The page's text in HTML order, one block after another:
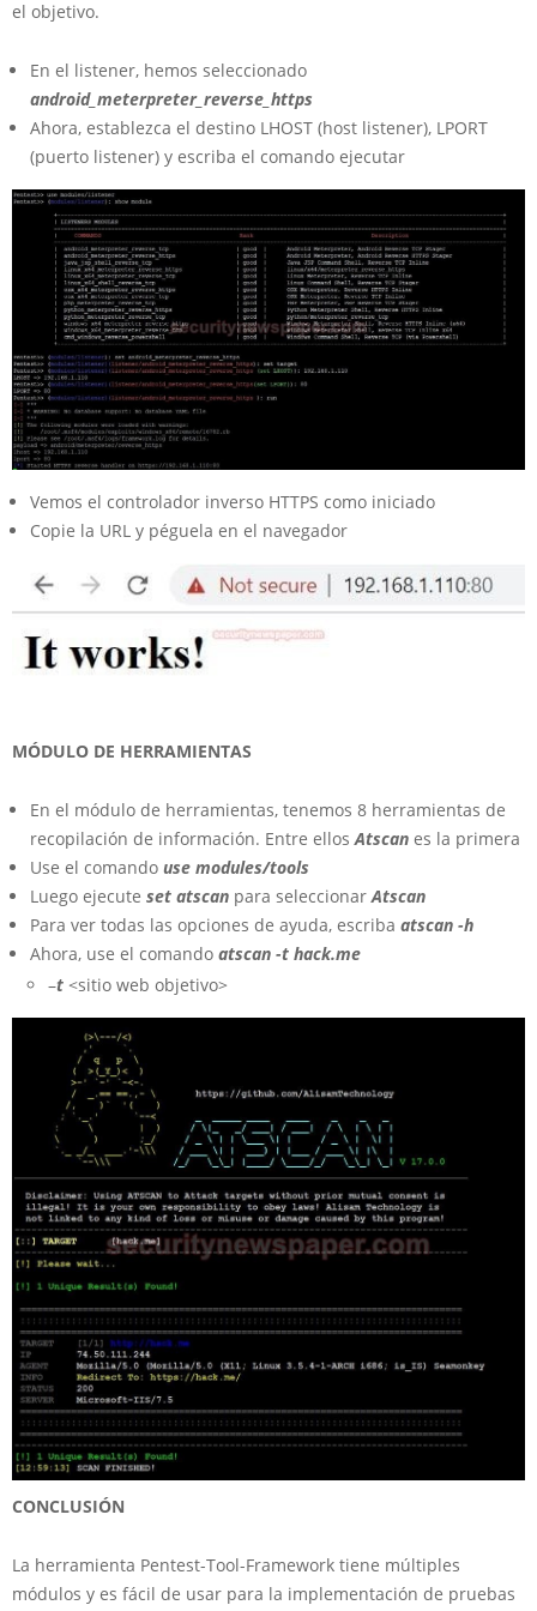
el objetivo.
En el listener, hemos seleccionado
android_meterpreter_reverse_https
Ahora, establezca el destino LHOST (host listener), LPORT
(puerto listener) y escriba el comando ejecutar
Vemos el controlador inverso HTTPS como iniciado
Copie la URL y péguela en el navegador
MÓDULO DE HERRAMIENTAS
En el módulo de herramientas, tenemos 8 herramientas de
recopilación de información. Entre ellos Atscan es la primera
Use el comando use modules/tools
Luego ejecute set atscan para seleccionar Atscan
Para ver todas las opciones de ayuda, escriba atscan -h
Ahora, use el comando atscan -t hack.me
–t <sitio web objetivo>
CONCLUSIÓN
La herramienta Pentest-Tool-Framework tiene múltiples
módulos y es fácil de usar para la implementación de pruebas